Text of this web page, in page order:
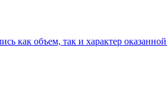
как объем, так и характер